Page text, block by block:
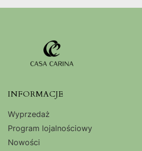
Linki w stopce
INFORMACJE
Wyprzedaż
Program lojalnościowy
Nowości